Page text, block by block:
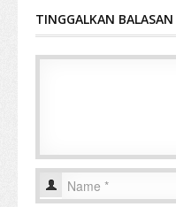
TINGGALKAN BALASAN